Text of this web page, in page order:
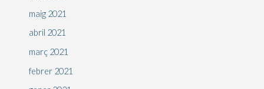
maig 2021
abril 2021
març 2021
febrer 2021